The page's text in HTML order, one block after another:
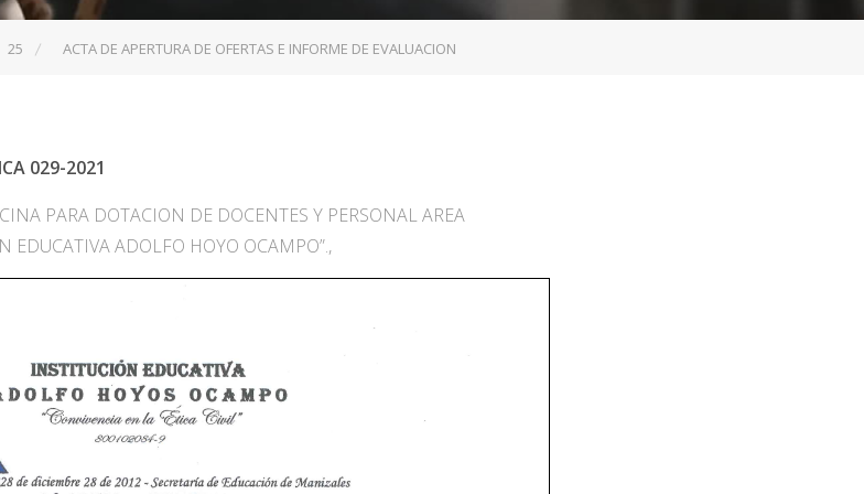
25 ACTA DE APERTURA DE OFERTAS E INFORME DE EVALUACION
029-2021
PARA DOTACION DE DOCENTES Y PERSONAL AREA
ADOLFO HOYO OCAMPO”.,